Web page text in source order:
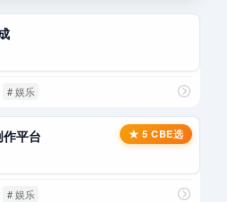
# 娱乐
平台
# 娱乐